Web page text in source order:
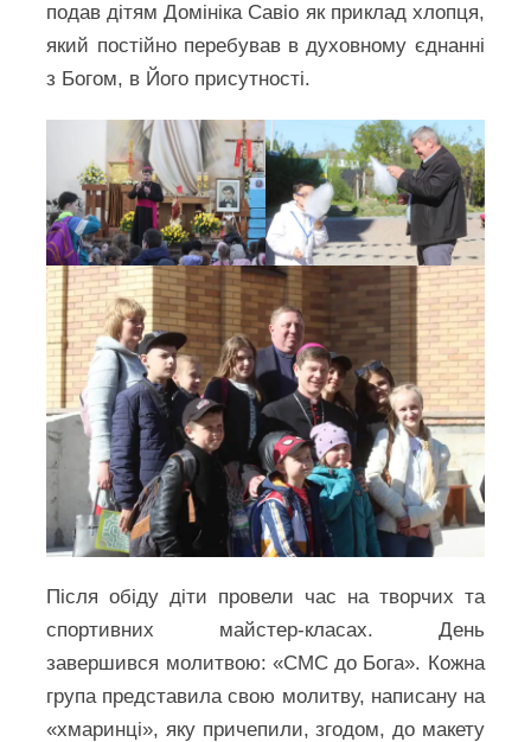
подав дітям Домініка Савіо як приклад хлопця,
який постійно перебував в духовному єднанні
з Богом, в Його присутності.
Після обіду діти провели час на творчих та
спортивних майстер-класах. День
завершився молитвою: «СМС до Бога». Кожна
група представила свою молитву, написану на
«хмаринці», яку причепили, згодом, до макету